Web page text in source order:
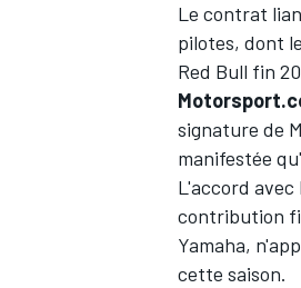
Le contrat
pilotes, dont
Red Bull fin
signature de
manifestée
L'accord
contribution
Yamaha,
cette saison.